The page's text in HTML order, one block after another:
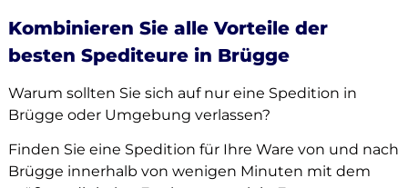
Kombinieren Sie alle Vorteile der
besten Spediteure in Brügge
Warum sollten Sie sich auf nur eine Spedition in
Brügge oder Umgebung verlassen?
Finden Sie eine Spedition für Ihre Ware von und nach
Brügge innerhalb von wenigen Minuten mit dem